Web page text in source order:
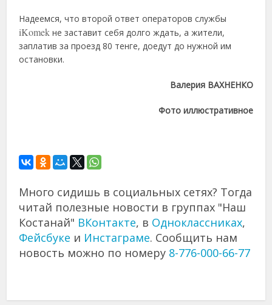
Надеемся, что второй ответ операторов службы
iKomek не заставит себя долго ждать, а жители,
заплатив за проезд 80 тенге, доедут до нужной им
остановки.
Валерия ВАХНЕНКО
Фото иллюстративное
Много сидишь в социальных сетях? Тогда
читай полезные новости в группах "Наш
Костанай" ВКонтакте, в Одноклассниках,
Фейсбуке и Инстаграме. Сообщить нам
новость можно по номеру 8-776-000-66-77